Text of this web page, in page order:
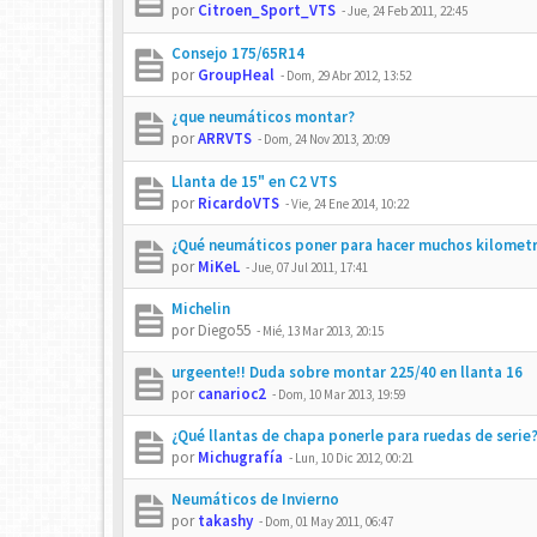
porCitroen_Sport_VTS -Jue, 24 Feb 2011, 22:45
Consejo 175/65R14
porGroupHeal - Dom, 29 Abr 2012, 13:52
¿que neumáticos montar?
porARRVTS - Dom, 24 Nov 2013, 20:09
Llanta de 15" en C2 VTS
porRicardoVTS -Vie, 24 Ene 2014, 10:22
¿Qué neumáticos poner para hacer muchos
porMiKeL -Jue, 07 Jul 2011, 17:41
Michelin
porDiego55 - Mié, 13 Mar 2013, 20:15
urgeente!! Duda sobre montar 225/40 en llanta 16
porcanarioc2 - Dom, 10 Mar 2013, 19:59
¿Qué llantas de chapa ponerle para ruedas de serie?
porMichugrafía - Lun, 10 Dic 2012, 00:21
Neumáticos de Invierno
portakashy - Dom, 01 May 2011, 06:47